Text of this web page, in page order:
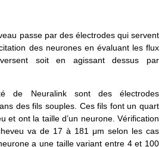
passe par des électrodes qui servent
des neurones en évaluant les flux
soit en agissant dessus par
de Neuralink sont des électrodes
des fils souples. Ces fils font un quart
et ont la taille d’un neurone. Vérification
va de 17 à 181 μm selon les cas
a une taille variant entre 4 et 100